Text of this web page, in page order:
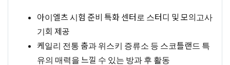
아이엘츠 시험 준비 특화 센터로 스터디 및 모의고사
기회 제공
케일리 전통 춤과 위스키 증류소 등 스코틀랜드 특
유의 매력을 느낄 수 있는 방과 후 활동